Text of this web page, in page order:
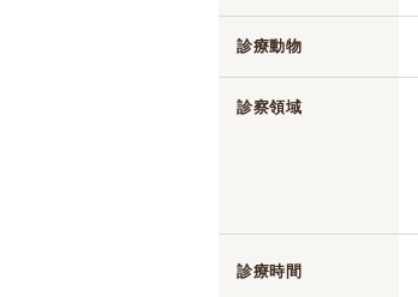
診療動物
診察領域
診療時間